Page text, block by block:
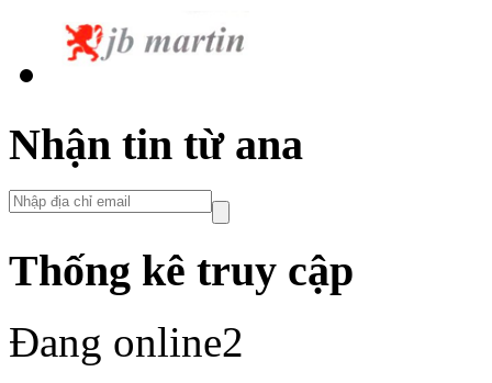
Nhận tin từ ana
Thống kê truy cập
Đang online2